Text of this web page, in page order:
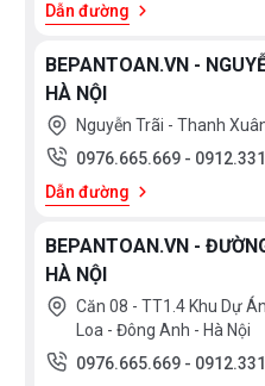
Dẫn đường
BEPANTOAN.VN -
HÀ NỘI
Nguyễn Trãi - Thanh
0976.665.669 -
Dẫn đường
BEPANTOAN.VN -
HÀ NỘI
Căn 08 - TT1.4 Khu Dự
Loa - Đông Anh - Hà Nội
0976.665.669 -